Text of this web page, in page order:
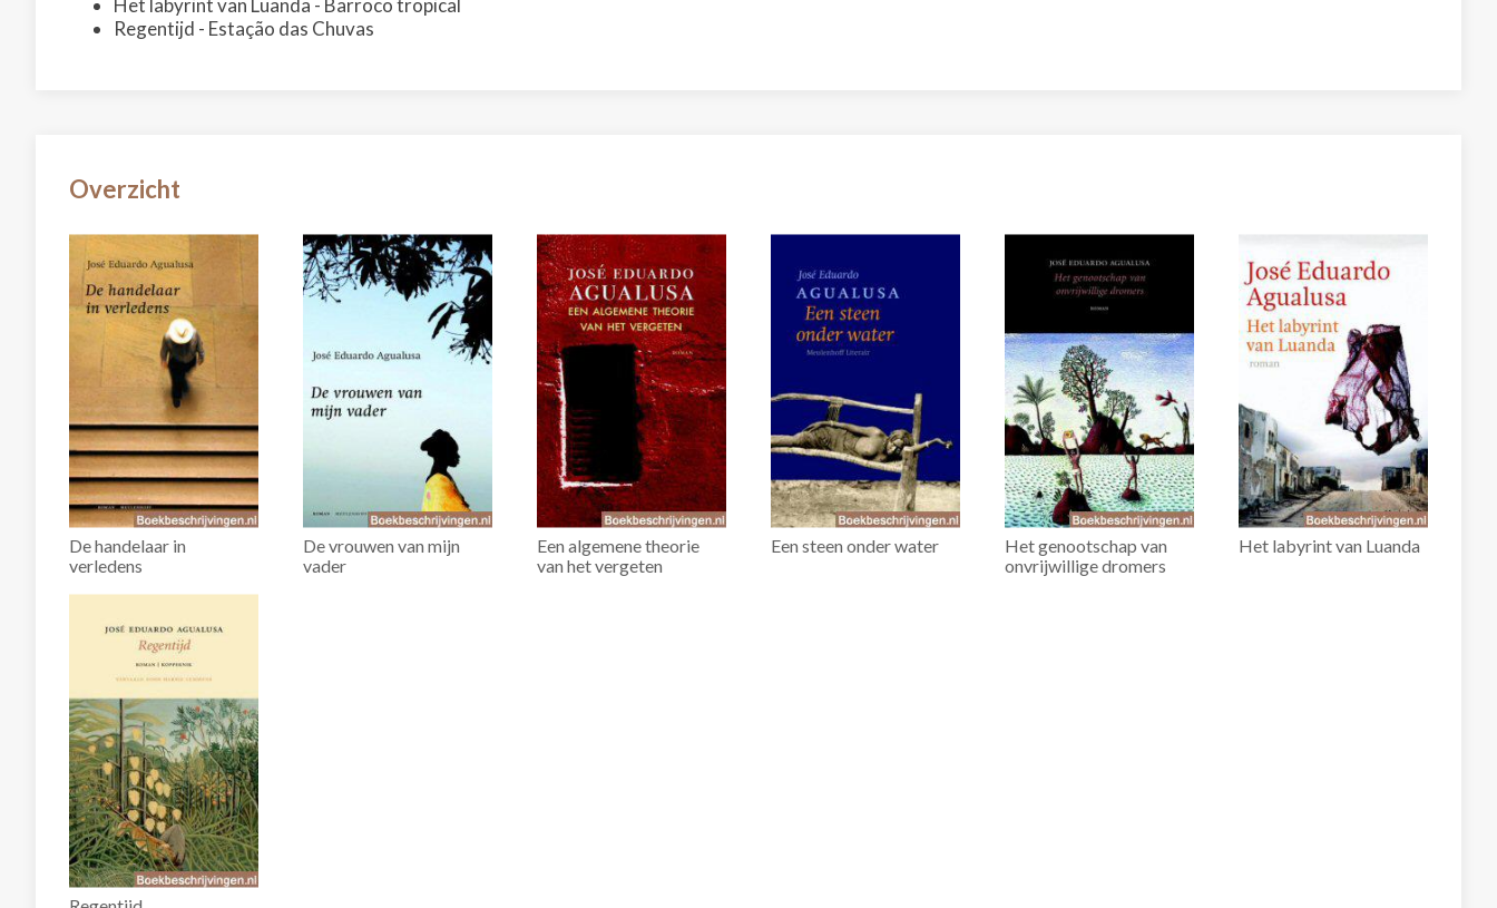
Het labyrint van Luanda - Barroco tropical
Regentijd - Estação das Chuvas
Overzicht
De handelaar in
verledens
De vrouwen van mijn
vader
Een algemene theorie
van het vergeten
Een steen onder water
Het genootschap van
onvrijwillige dromers
Het labyrint van Luanda